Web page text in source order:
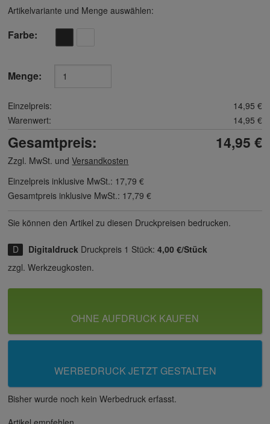
Artikelvariante und Menge auswählen:
Farbe
Menge:
Einzelpreis:
14,95 €
Warenwert:
14,95 €
Gesamtpreis: 14,95 €
Zzgl. MwSt. undVersandkosten
Einzelpreis inklusive MwSt.: 17,79 €
Gesamtpreis inklusive MwSt.: 17,79 €
Sie können den Artikel zu diesen Druck­preisen bedrucken.
Digitaldruck Druckpreis 1 Stück:4,00 €/Stück
zzgl. Werkzeugkosten.
OHNE AUFDRUCK KAUFEN
WERBEDRUCK JETZT GESTALTEN
Bisher wurde noch kein Werbedruck erfasst.